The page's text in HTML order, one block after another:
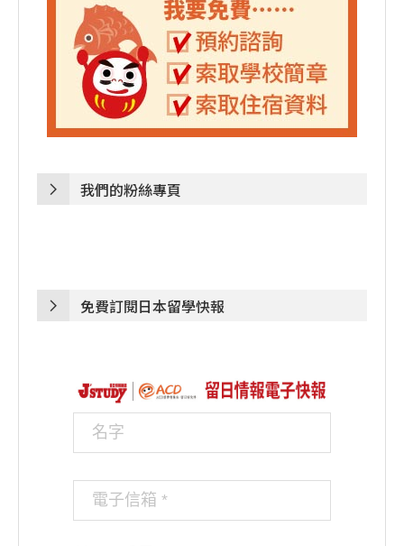
我們的粉絲專頁
免費訂閱日本留學快報